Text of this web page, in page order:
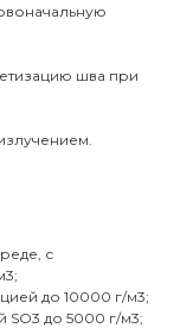
шва при
с
до 10000 г/м3;
SO3 до 5000 г/м3;